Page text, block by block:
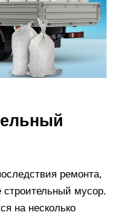
ремонта,
строительный мусор.
на несколько